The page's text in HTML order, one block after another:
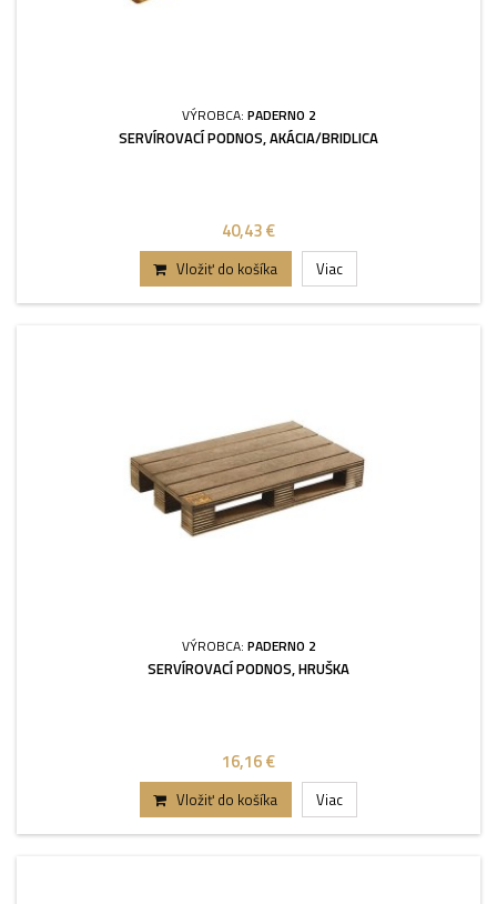
VÝROBCA: PADERNO 2
SERVÍROVACÍ PODNOS, AKÁCIA/BRIDLICA
40,43 €
Vložiť do košíka Viac
VÝROBCA: PADERNO 2
SERVÍROVACÍ PODNOS, HRUŠKA
16,16 €
Vložiť do košíka Viac